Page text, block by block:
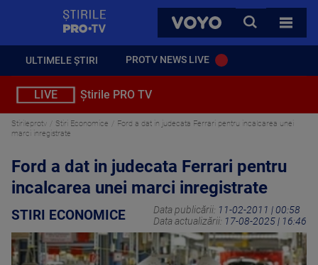
VOYO
CAUTA
TOATE
ULTIMELE ȘTIRI PROTV NEWS LIVE
LIVE Știrile PRO TV
Stirileprotv Stiri Economice
Ford a dat in judecata Ferrari pentru incalcarea unei
marci inregistrate
Ford a dat in judecata Ferrari pentru
incalcarea unei marci inregistrate
STIRI ECONOMICE Data publicării: 11-02-2011 | 00:58
Data actualizării: 17-08-2025 | 16:46